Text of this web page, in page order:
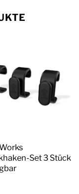
Set 3 Stück